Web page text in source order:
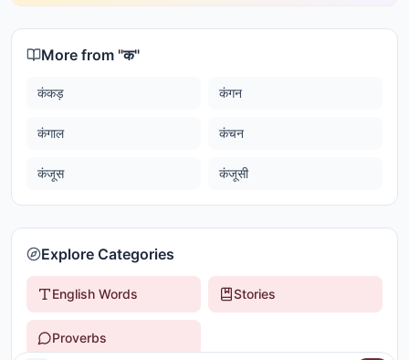
More from "क"
कंकड़ कंगन
कंगाल कंचन
कंजूस कंजूसी
Explore Categories
English Words Stories
Proverbs